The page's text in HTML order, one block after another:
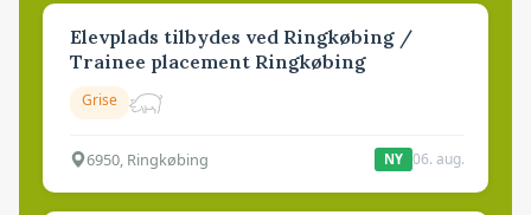
Elevplads tilbydes ved Ringkøbing /
Trainee placement Ringkøbing
Grise
6950, Ringkøbing NY 06. aug.